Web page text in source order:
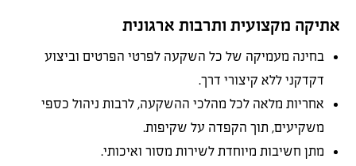
אתיקה מקצועית ותרבות ארגונית
בחינה מעמיקה של כל השקעה לפרטי הפרטים וביצוע
דקדקני ללא קיצורי דרך.
אחריות מלאה לכל מהלכי ההשקעה, לרבות ניהול כספי
משקיעים, תוך הקפדה על שקיפות.
מתן חשיבות מיוחדת לשירות מסור ואיכותי.